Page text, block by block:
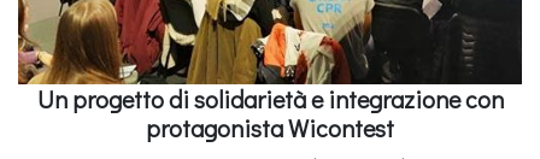
Un progetto di solidarietà e integrazione con
protagonista Wicontest